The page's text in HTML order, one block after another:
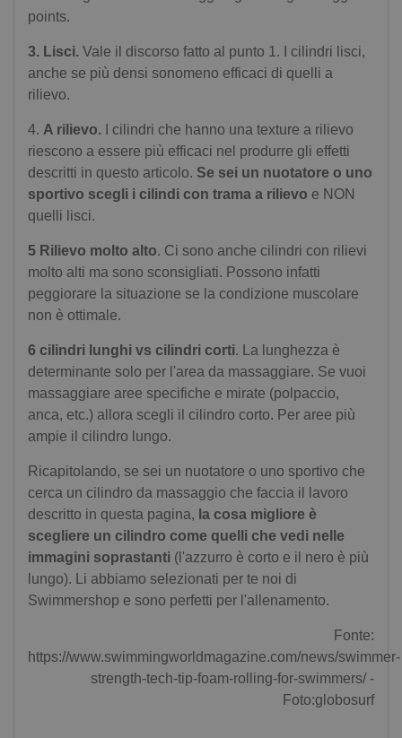
points.
3. Lisci. Vale il discorso fatto al punto 1. I cilindri lisci,
anche se più densi sonomeno efficaci di quelli a
rilievo.
4. A rilievo. I cilindri che hanno una texture a rilievo
riescono a essere più efficaci nel produrre gli effetti
descritti in questo articolo. Se sei un nuotatore o uno
sportivo scegli i cilindi con trama a rilievo e NON
quelli lisci.
5 Rilievo molto alto. Ci sono anche cilindri con rilievi
molto alti ma sono sconsigliati. Possono infatti
peggiorare la situazione se la condizione muscolare
non è ottimale.
6 cilindri lunghi vs cilindri corti. La lunghezza è
determinante solo per l'area da massaggiare. Se vuoi
massaggiare aree specifiche e mirate (polpaccio,
anca, etc.) allora scegli il cilindro corto. Per aree più
ampie il cilindro lungo.
Ricapitolando, se sei un nuotatore o uno sportivo che
cerca un cilindro da massaggio che faccia il lavoro
descritto in questa pagina, la cosa migliore è
scegliere un cilindro come quelli che vedi nelle
immagini soprastanti (l'azzurro è corto e il nero è più
lungo). Li abbiamo selezionati per te noi di
Swimmershop e sono perfetti per l'allenamento.
Fonte:
https://www.swimmingworldmagazine.com/news/swimmer-
strength-tech-tip-foam-rolling-for-swimmers/ -
Foto:globosurf